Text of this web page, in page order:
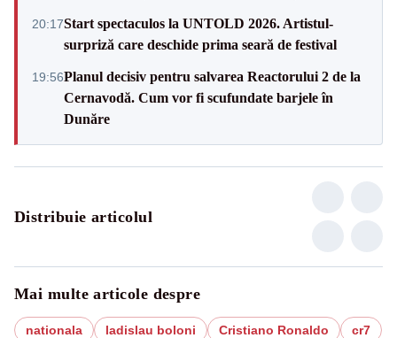
20:17Start spectaculos la UNTOLD 2026. Artistul-
surpriză care deschide prima seară de festival
19:56Planul decisiv pentru salvarea Reactorului 2 de la
Cernavodă. Cum vor fi scufundate barjele în
Dunăre
Distribuie articolul
Mai multe articole despre
nationala ladislau boloni Cristiano Ronaldo
cr7